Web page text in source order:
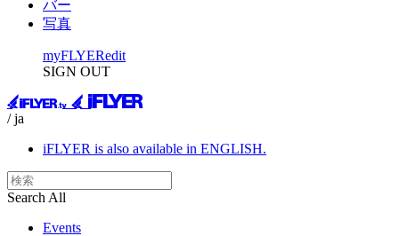
バー
写真
myFLYERedit
SIGN OUT
/ ja
iFLYER is also available in ENGLISH.
Search All
Events